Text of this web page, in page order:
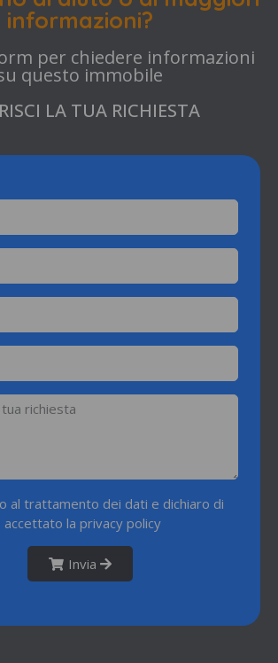
informazioni?
per chiedere informazioni
questo immobile
LA TUA RICHIESTA
al trattamento dei dati e dichiaro di
la privacy policy
Invia